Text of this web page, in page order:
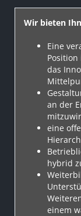
Wir bieten
Eine
das
an der
eine
hybrid
einem